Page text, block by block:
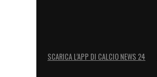
SCARICA L’APP DI CALCIO NEWS 24